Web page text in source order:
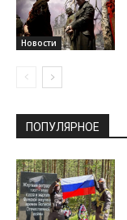
Новости
ПОПУЛЯРНОЕ